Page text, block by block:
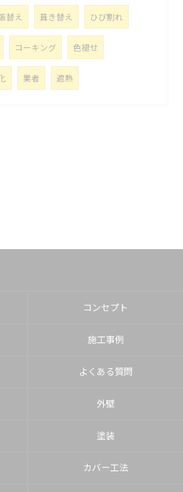
替え 葺き替え ひび割れ
コーキング 色褪せ
業者 遮熱
コンセプト
施工事例
よくある質問
外壁
塗装
カバー工法